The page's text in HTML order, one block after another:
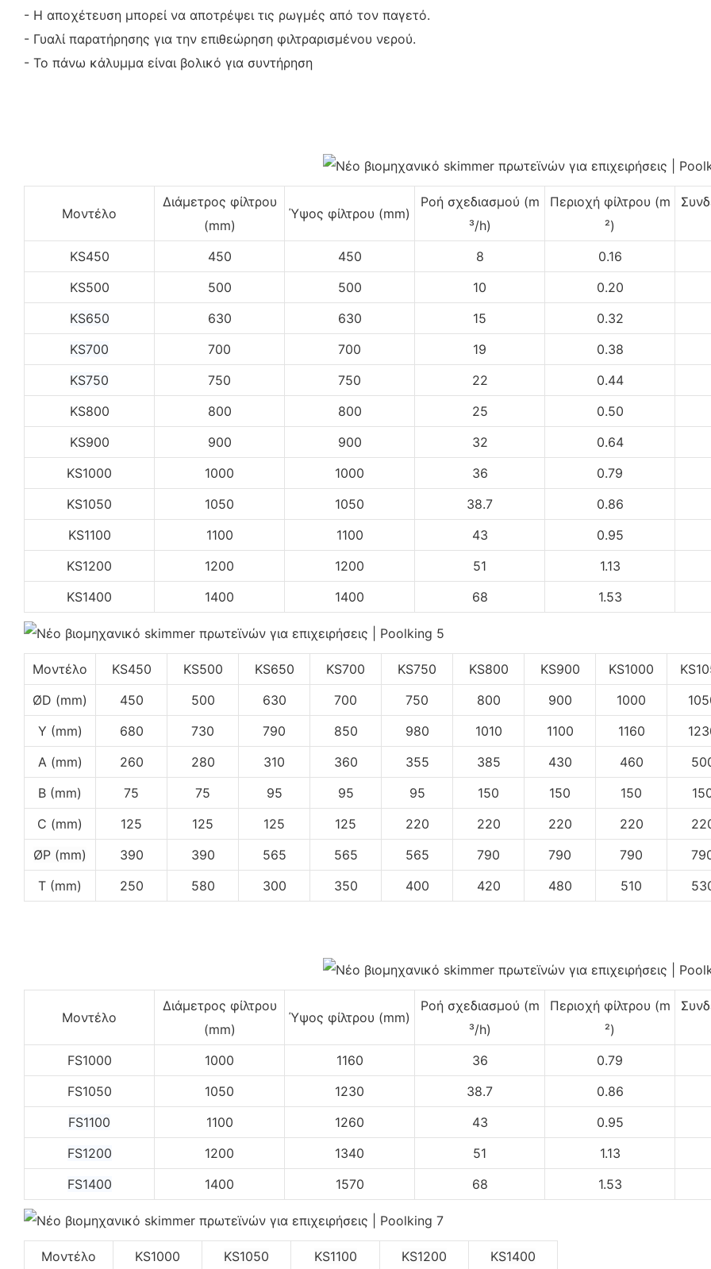
- Η αποχέτευση μπορεί να αποτρέψει τις ρωγμές από τον παγετό.
- Γυαλί παρατήρησης για την επιθεώρηση φιλτραρισμένου νερού.
- Το πάνω κάλυμμα είναι βολικό για συντήρηση
Μοντέλο
Διάμετρος φίλτρου
(mm)
Ύψος φίλτρου (mm)
Ροή σχεδιασμού (m
³/h)
Περιοχή φίλτρου (m
²)
KS450 450 450 8 0.16
KS500
500 500 10 0.20
KS650
630 630 15 0.32
KS700
700 700 19 0.38
KS750
750 750 22 0.44
KS800
800 800 25 0.50
KS900
900 900 32 0.64
KS1000
1000 1000 36 0.79
KS1050
1050 1050 38.7 0.86
KS1100
1100 1100 43 0.95
KS1200
1200 1200 51 1.13
KS1400
1400 1400 68 1.53
Μοντέλο KS450 KS500 KS650 KS700 KS750 KS800 KS900 KS1000
ØD (mm)
450 500 630 700 750 800 900 1000
Υ (mm)
680 730 790 850 980 1010 1100 1160
A (mm)
260 280 310 360 355 385 430 460
Β (mm)
75 75 95 95 95 150 150 150
C (mm)
125 125 125 125 220 220 220 220
ØP (mm)
390 390 565 565 565 790 790 790
Τ (mm)
250 580 300 350 400 420 480 510
Μοντέλο
Διάμετρος φίλτρου
(mm)
Ύψος φίλτρου (mm)
Ροή σχεδιασμού (m
³/h)
Περιοχή φίλτρου (m
²)
FS1000 1000 1160 36 0.79
FS1050
1050 1230 38.7 0.86
FS1100
1100 1260 43 0.95
FS1200
1200 1340 51 1.13
FS1400
1400 1570 68 1.53
Μοντέλο KS1000 KS1050 KS1100 KS1200 KS1400